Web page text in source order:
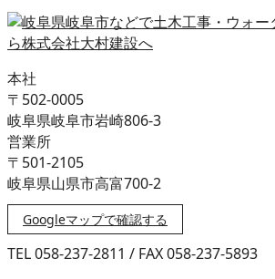
本社
〒502-0005
岐阜県岐阜市岩崎806-3
営業所
〒501-2105
岐阜県山県市高富700-2
Googleマップで確認する
TEL 058-237-2811 / FAX 058-237-5893